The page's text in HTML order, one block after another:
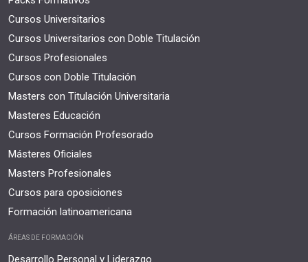
Cursos Universitarios
Cursos Universitarios con Doble Titulación
Cursos Profesionales
Cursos con Doble Titulación
Masters con Titulación Universitaria
Masteres Educación
Cursos Formación Profesorado
Másteres Oficiales
Masters Profesionales
Cursos para oposiciones
Formación latinoamericana
ÁREAS DE FORMACIÓN
Desarrollo Personal y Liderazgo